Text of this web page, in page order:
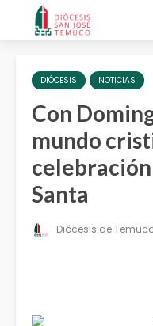
DIÓCESIS NOTICIAS
Con
mundo
Santa
Diócesis de